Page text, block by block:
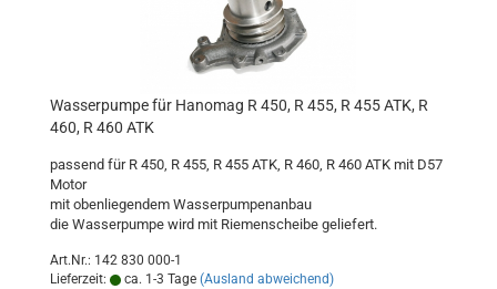
Wasserpumpe für Hanomag R 450, R 455, R 455 ATK, R
460, R 460 ATK
passend für R 450, R 455, R 455 ATK, R 460, R 460 ATK mit D57
Motor
mit obenliegendem Wasserpumpenanbau
die Wasserpumpe wird mit Riemenscheibe geliefert.
Art.Nr.: 142 830 000-1
Lieferzeit:
ca. 1-3 Tage (Ausland abweichend)